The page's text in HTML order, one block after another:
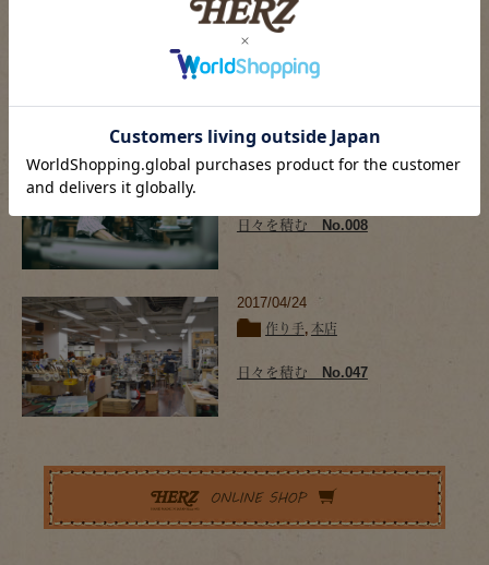
2017/08/02
作り手
日々を積む No.059
日々を積む No.008
2017/04/24
作り手, 本店
日々を積む No.047